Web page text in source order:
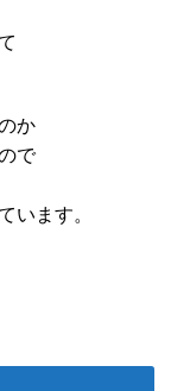
か
で
います。